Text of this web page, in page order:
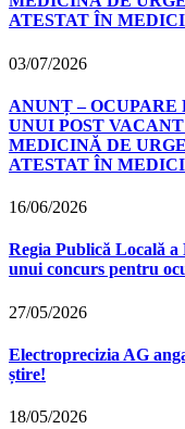
ATESTAT ÎN
03/07/2026
ANUNȚ –
UNUI POST
MEDICINĂ DE
ATESTAT ÎN
16/06/2026
Regia Publică Locală
unui concurs pentru
27/05/2026
Electroprecizia AG
știre!
18/05/2026